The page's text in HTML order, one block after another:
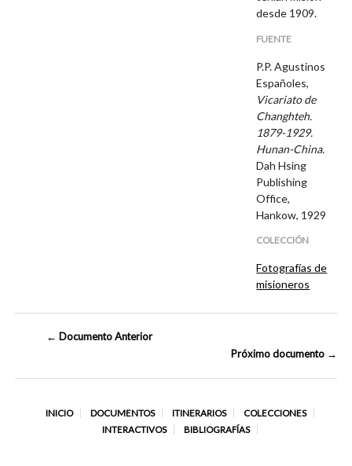
desde 1909.
FUENTE
P.P. Agustinos
Españoles,
Vicariato de
Changhteh.
1879-1929.
Hunan-China.
Dah Hsing
Publishing
Office,
Hankow, 1929
COLECCIÓN
Fotografías de
misioneros
← Documento Anterior
Próximo documento →
INICIO DOCUMENTOS ITINERARIOS
COLECCIONES
INTERACTIVOS
BIBLIOGRAFÍAS